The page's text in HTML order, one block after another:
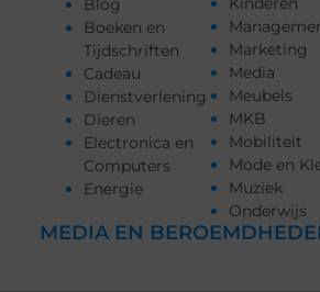
Blog
Boeken en
Tijdschriften
Cadeau
Dienstverlening
Dieren
Electronica en
Computers
Energie
Marketing
Media
Meubels
MKB
Mobiliteit
Mode en
Muziek
Onderwijs
MEDIA EN